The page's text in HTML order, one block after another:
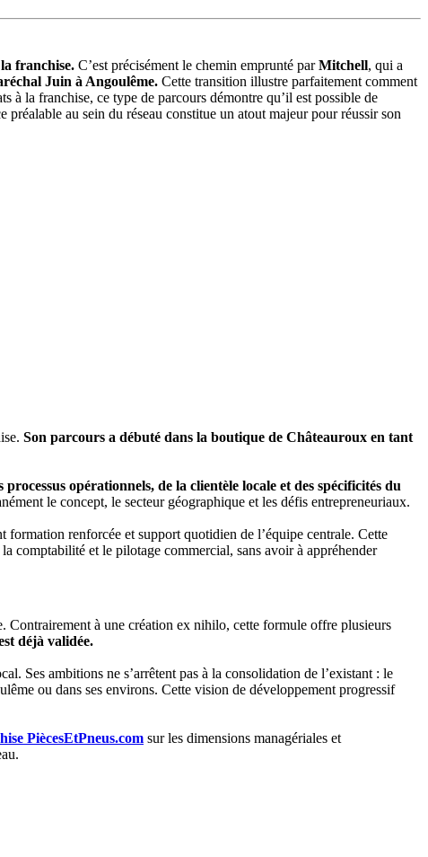
franchise. C’est précisément le chemin emprunté parMitchell, qui a
Juin à Angoulême. Cette transition illustre parfaitement comment
à la franchise, ce type de parcours démontre qu’il est possible de
préalable au sein du réseau constitue un atout majeur pour réussir son
Son parcours a débuté dans la boutique de Châteauroux en tant
opérationnels, de la clientèle locale et des spécificités du
le concept, le secteur géographique et les défis entrepreneuriaux.
formation renforcée et support quotidien de l’équipe centrale. Cette
comptabilité et le pilotage commercial, sans avoir à appréhender
Contrairement à une création ex nihilo, cette formule offre plusieurs
déjà validée.
Ses ambitions ne s’arrêtent pas à la consolidation de l’existant : le
ou dans ses environs. Cette vision de développement progressif
PiècesEtPneus.com sur les dimensions managériales et